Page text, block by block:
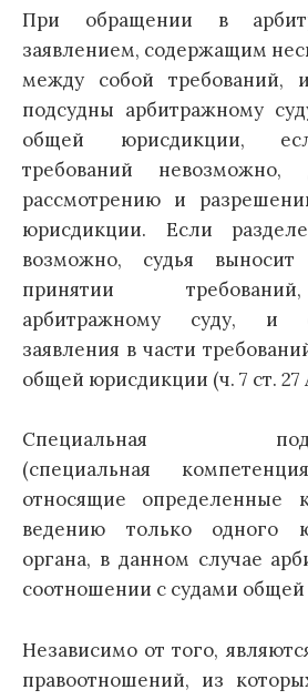
При обращении в
заявлением, содержащим
между собой требований,
подсудны арбитражному
общей юрисдикции,
требований
рассмотрению и
юрисдикции. Если
возможно, судья
принятии
арбитражному суду, и
заявления в части
общей юрисдикции (ч. 7 ст. 27
Специальная
(специальная
относящие определенные
ведению только одного
органа, в данном случае
соотношении с судами
Независимо от того,
правоотношений, из